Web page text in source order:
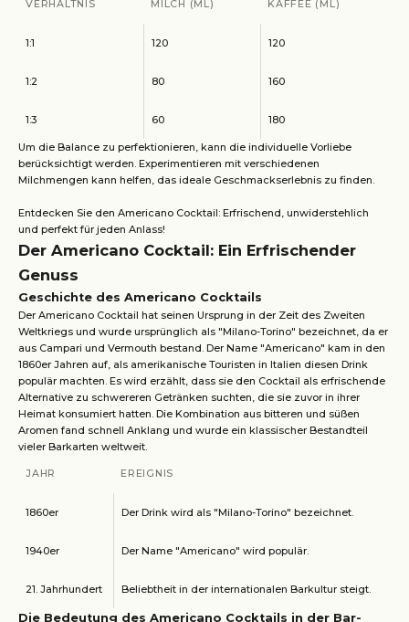
VERHÄLTNIS MILCH (ML) KAFFEE (ML)
1:1 120 120
1:2 80 160
1:3 60 180
Um die Balance zu perfektionieren, kann die individuelle Vorliebe
berücksichtigt werden. Experimentieren mit verschiedenen
Milchmengen kann helfen, das ideale Geschmackserlebnis zu finden.
Entdecken Sie den Americano Cocktail: Erfrischend, unwiderstehlich
und perfekt für jeden Anlass!
Der Americano Cocktail: Ein Erfrischender
Genuss
Geschichte des Americano Cocktails
Der Americano Cocktail hat seinen Ursprung in der Zeit des Zweiten
Weltkriegs und wurde ursprünglich als "Milano-Torino" bezeichnet, da er
aus Campari und Vermouth bestand. Der Name "Americano" kam in den
1860er Jahren auf, als amerikanische Touristen in Italien diesen Drink
populär machten. Es wird erzählt, dass sie den Cocktail als erfrischende
Alternative zu schwereren Getränken suchten, die sie zuvor in ihrer
Heimat konsumiert hatten. Die Kombination aus bitteren und süßen
Aromen fand schnell Anklang und wurde ein klassischer Bestandteil
vieler Barkarten weltweit.
JAHR EREIGNIS
1860er Der Drink wird als "Milano-Torino" bezeichnet.
1940er Der Name "Americano" wird populär.
21. Jahrhundert Beliebtheit in der internationalen Barkultur steigt.
Die Bedeutung des Americano Cocktails in der Bar-